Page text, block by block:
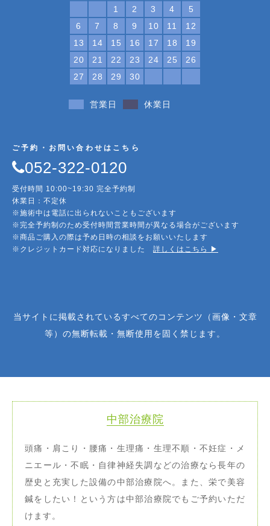
1
2 3 4
5
6
7 8 9 10 11
12
13
14 15 16 17 18
19
20
21 22 23 24 25
26
27
28 29 30
営業日 休業日
ご予約・お問い合わせはこちら
052-322-0120
受付時間 10:00~19:30 完全予約制
休業日：不定休
※施術中は電話に出られないこともございます
※完全予約制のため受付時間営業時間が異なる場合がございます
※商品ご購入の際は予め日時の相談をお願いいたします
※クレジットカード対応になりました 詳しくはこちら ▶︎
当サイトに掲載されているすべてのコンテンツ（画像・文章
等）の無断転載・無断使用を固く禁じます。
中部治療院
頭痛・肩こり・腰痛・生理痛・生理不順・不妊症・メ
ニエール・不眠・自律神経失調などの治療なら長年の
歴史と充実した設備の中部治療院へ。また、栄で美容
鍼をしたい！という方は中部治療院でもご予約いただ
けます。